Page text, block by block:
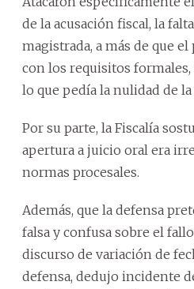
de la acusación fiscal, la
magistrada, a más de que
con los requisitos
lo que pedía la nulidad de
Por su parte, la Fiscalía
apertura a juicio oral era
normas procesales.
Además, que la defensa
falsa y confusa sobre el
discurso de variación de
defensa, dedujo incidente